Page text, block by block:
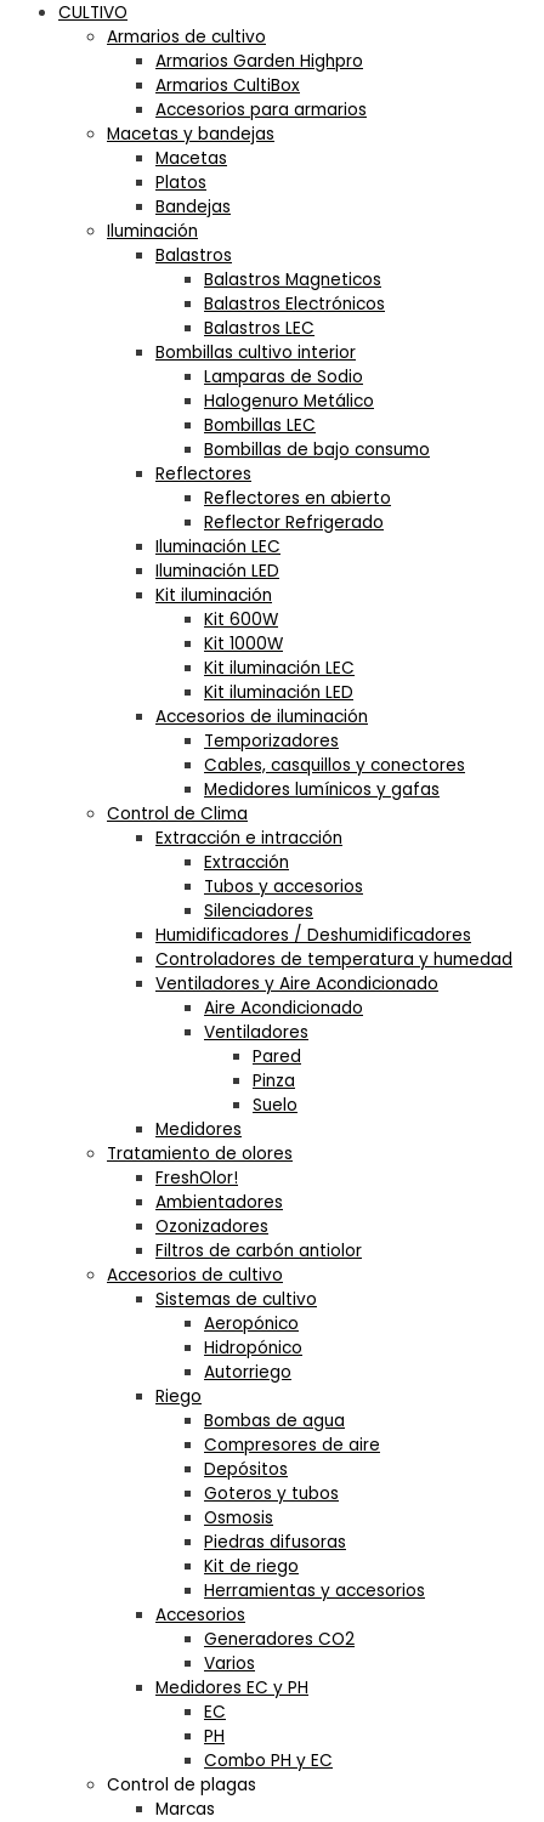
CULTIVO
Armarios de cultivo
Armarios Garden Highpro
Armarios CultiBox
Accesorios para armarios
Macetas y bandejas
Macetas
Platos
Bandejas
Iluminación
Balastros
Balastros Magneticos
Balastros Electrónicos
Balastros LEC
Bombillas cultivo interior
Lamparas de Sodio
Halogenuro Metálico
Bombillas LEC
Bombillas de bajo consumo
Reflectores
Reflectores en abierto
Reflector Refrigerado
Iluminación LEC
Iluminación LED
Kit iluminación
Kit 600W
Kit 1000W
Kit iluminación LEC
Kit iluminación LED
Accesorios de iluminación
Temporizadores
Cables, casquillos y conectores
Medidores lumínicos y gafas
Control de Clima
Extracción e intracción
Extracción
Tubos y accesorios
Silenciadores
Humidificadores / Deshumidificadores
Controladores de temperatura y humedad
Ventiladores y Aire Acondicionado
Aire Acondicionado
Ventiladores
Pared
Pinza
Suelo
Medidores
Tratamiento de olores
FreshOlor!
Ambientadores
Ozonizadores
Filtros de carbón antiolor
Accesorios de cultivo
Sistemas de cultivo
Aeropónico
Hidropónico
Autorriego
Riego
Bombas de agua
Compresores de aire
Depósitos
Goteros y tubos
Osmosis
Piedras difusoras
Kit de riego
Herramientas y accesorios
Accesorios
Generadores CO2
Varios
Medidores EC y PH
EC
PH
Combo PH y EC
Control de plagas
Marcas